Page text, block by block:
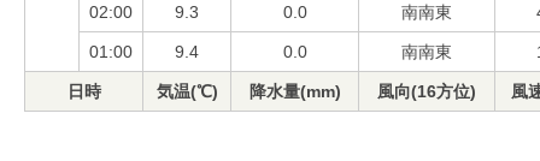
02:00 9.3 0.0 南南東
01:00 9.4 0.0 南南東
日時 気温(℃) 降水量(mm) 風向(16方位) 風